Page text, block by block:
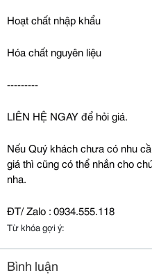
Hoạt chất nhập khẩu
Hóa chất nguyên liệu
---------
LIÊN HỆ NGAY để hỏi giá.
Nếu Quý khách chưa có nhu
giá thì cũng có thể nhắn cho
nha.
ĐT/ Zalo : 0934.555.118
Từ khóa gợi ý:
Bình luận